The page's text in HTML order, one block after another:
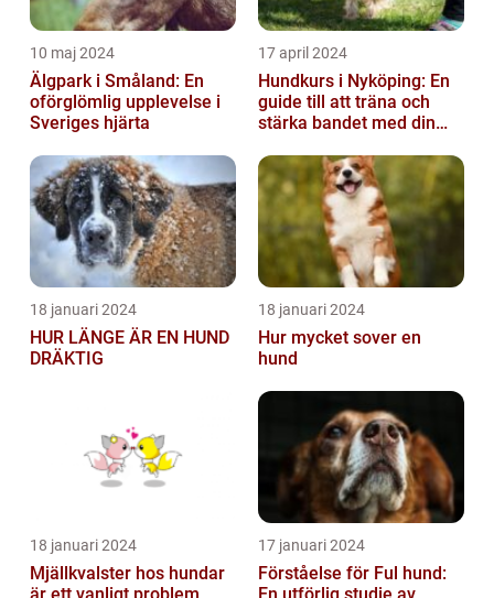
10 maj 2024
Älgpark i Småland: En
oförglömlig upplevelse i
Sveriges hjärta
17 april 2024
Hundkurs i Nyköping: En
guide till att träna och
stärka bandet med din
18 januari 2024
HUR LÄNGE ÄR EN HUND
DRÄKTIG
18 januari 2024
Hur mycket sover en
hund
18 januari 2024
Mjällkvalster hos hundar
17 januari 2024
Förståelse för Ful hund: